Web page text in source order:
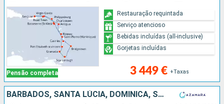
Pensão completa 3 449 € +Taxas
Restauração requintada
Serviço atencioso
Bebidas incluídas (all-inclusive)
Gorjetas incluídas
BARBADOS, SANTA LÚCIA, DOMINICA, SÃO MARTINHO, TORTOLA, PORTO RICO, VIRGIN GORDA, ANTÍGUA E BARBUDA, MARTINICA, ST VINCENT E GRENADINES, GRENADA, TRINIDADE E TOBAGO